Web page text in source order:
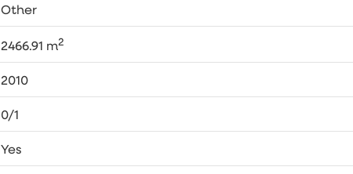
Other
2466.91 m2
2010
0/1
Yes